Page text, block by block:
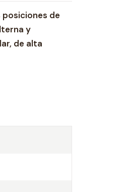
posiciones de
y
de alta
A-36, A-
la soldadura
a